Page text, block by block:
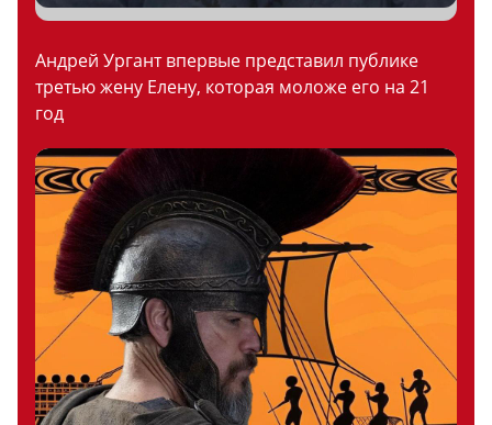
Андрей Ургант впервые представил публике
третью жену Елену, которая моложе его на 21
год